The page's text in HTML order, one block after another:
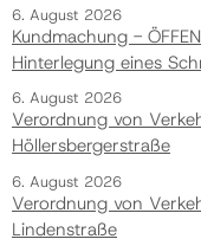
6. August 2026
Kundmachung -
Hinterlegung eines
6. August 2026
Verordnung von
Höllersbergerstraße
6. August 2026
Verordnung von
Lindenstraße